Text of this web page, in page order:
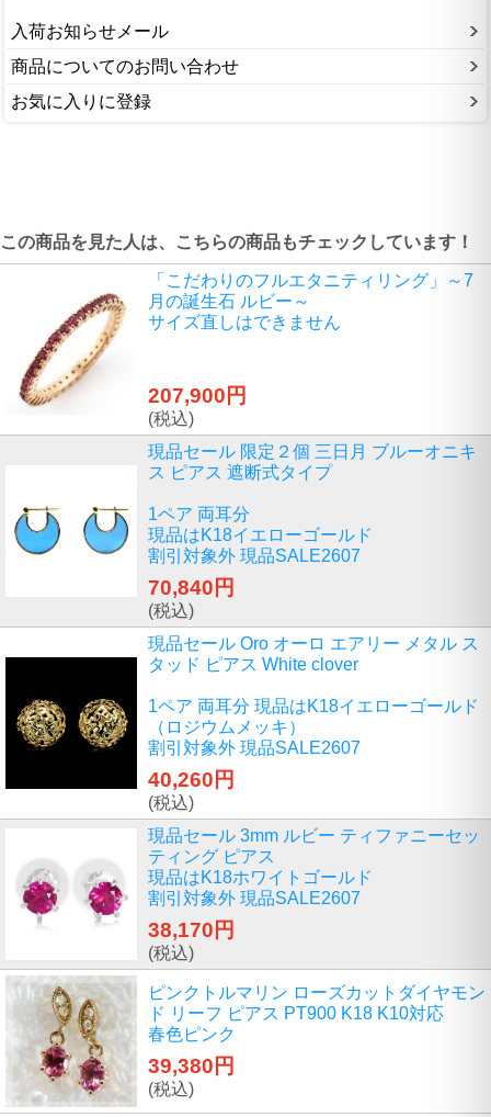
入荷お知らせメール
商品についてのお問い合わせ
お気に入りに登録
この商品を見た人は、こちらの商品もチェックしています！
「こだわりのフルエタニティリング」～7
月の誕生石 ルビー～
サイズ直しはできません
207,900円
(税込)
現品セール 限定２個 三日月 ブルーオニキ
ス ピアス 遮断式タイプ
1ペア 両耳分
現品はK18イエローゴールド
割引対象外 現品SALE2607
70,840円
(税込)
現品セール Oro オーロ エアリー メタル ス
タッド ピアス White clover
1ペア 両耳分 現品はK18イエローゴールド
（ロジウムメッキ）
割引対象外 現品SALE2607
40,260円
(税込)
現品セール 3mm ルビー ティファニーセッ
ティング ピアス
現品はK18ホワイトゴールド
割引対象外 現品SALE2607
38,170円
(税込)
ピンクトルマリン ローズカットダイヤモン
ド リーフ ピアス PT900 K18 K10対応
春色ピンク
39,380円
(税込)